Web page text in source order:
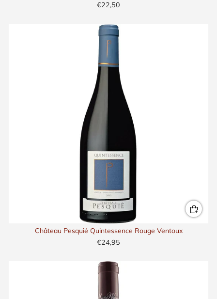
€22,50
Château Pesquié Quintessence Rouge Ventoux
€24,95